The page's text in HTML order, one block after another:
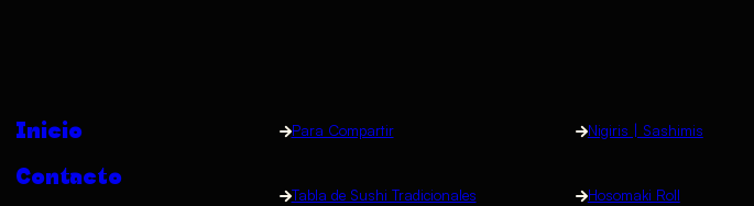
Inicio
Contacto
Para Compartir
Tabla de Sushi Tradicionales
Nigiris | Sashimis
Hosomaki Roll